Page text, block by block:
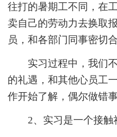
往打的暑期工不同，在
卖自己的劳动力去换取
员，和各部门同事密切
实习过程中，我们
的礼遇，和其他心员工
作开始了解，偶尔做错
2、实习是一个接触